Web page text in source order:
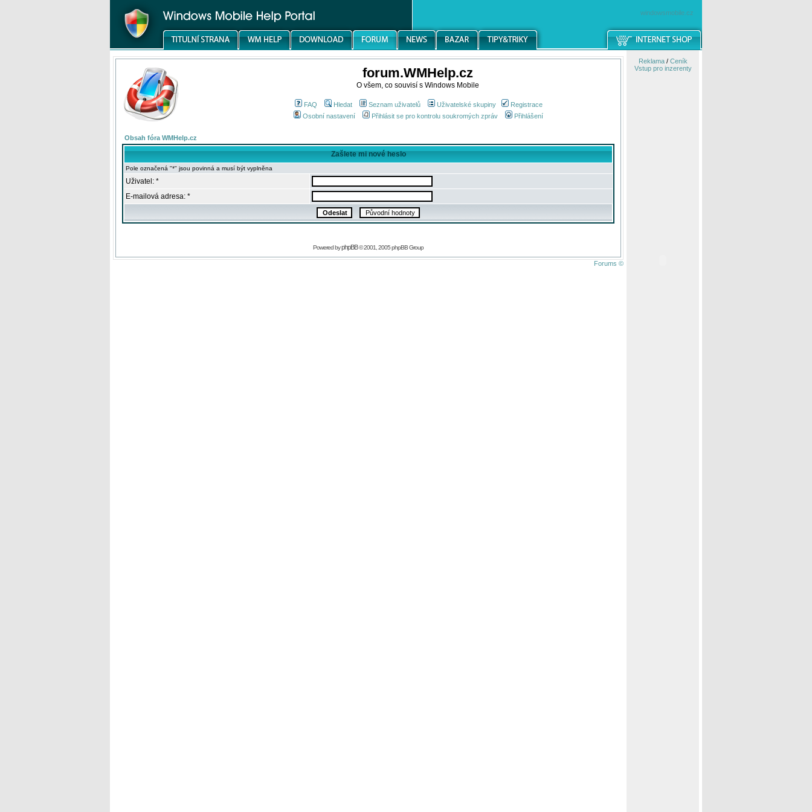
windowsmobile.cz
forum.WMHelp.cz
O všem, co souvisí s Windows Mobile
FAQ Hledat Seznam uživatelů Uživatelské skupiny
Registrace
Osobní nastavení
Přihlásit se pro kontrolu soukromých zpráv Přihlášení
Obsah fóra WMHelp.cz
Zašlete mi nové heslo
Pole označená "*" jsou povinná a musí být vyplněna
Uživatel: *
E-mailová adresa: *
Powered byphpBB© 2001, 2005 phpBB Group
Forums ©
Reklama/ Ceník
Vstup pro inzerenty